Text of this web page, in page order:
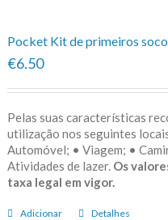
Pocket Kit de primeiros
€6.50
Pelas suas características
utilização nos seguintes
Automóvel; • Viagem; •
Atividades de lazer. Os
taxa legal em vigor.
Adicionar Detalhes